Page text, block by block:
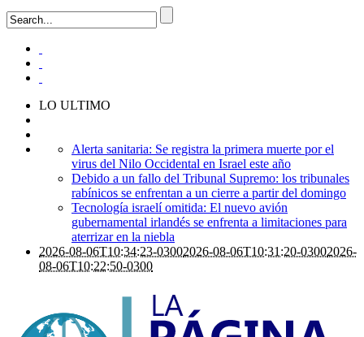
LO ULTIMO
Alerta sanitaria: Se registra la primera muerte por el
virus del Nilo Occidental en Israel este año
Debido a un fallo del Tribunal Supremo: los tribunales
rabínicos se enfrentan a un cierre a partir del domingo
Tecnología israelí omitida: El nuevo avión
gubernamental irlandés se enfrenta a limitaciones para
aterrizar en la niebla
2026-08-06T10:34:23-03002026-08-06T10:31:20-03002026-
08-06T10:22:50-0300